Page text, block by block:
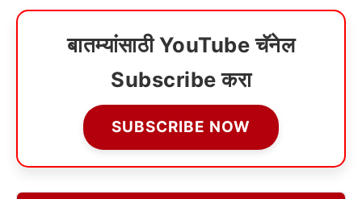
बातम्यांसाठी YouTube चॅनेल
Subscribe करा
SUBSCRIBE NOW